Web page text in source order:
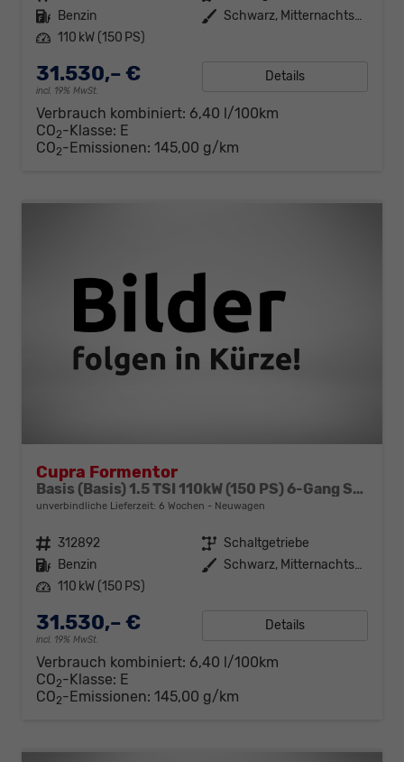
Kraftstoff Benzin Außenfarbe
Schwarz, Mitternachtsschwarz (0E)
Leistung 110 kW (150 PS)
31.530,– €
incl. 19% MwSt.
Details
Verbrauch kombiniert: 6,40 l/100km
CO2-Klasse: E
CO2-Emissionen: 145,00 g/km
Cupra Formentor
Basis (Basis) 1.5 TSI 110kW (150 PS) 6-Gang Schaltgetriebe
unverbindliche Lieferzeit: 6 Wochen Neuwagen
Fahrzeugnr. 312892 Getriebe Schaltgetriebe
Kraftstoff Benzin Außenfarbe
Schwarz, Mitternachtsschwarz (0E)
Leistung 110 kW (150 PS)
31.530,– €
incl. 19% MwSt.
Details
Verbrauch kombiniert: 6,40 l/100km
CO2-Klasse: E
CO2-Emissionen: 145,00 g/km